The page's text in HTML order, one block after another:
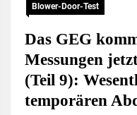
Blower-Door-Test
Das GEG
Messungen
(Teil 9):
temporären